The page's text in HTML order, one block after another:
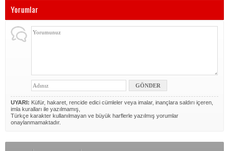
Yorumlar
UYARI: Küfür, hakaret, rencide edici cümleler veya imalar, inançlara saldırı içeren,
imla kuralları ile yazılmamış,
Türkçe karakter kullanılmayan ve büyük harflerle yazılmış yorumlar
onaylanmamaktadır.